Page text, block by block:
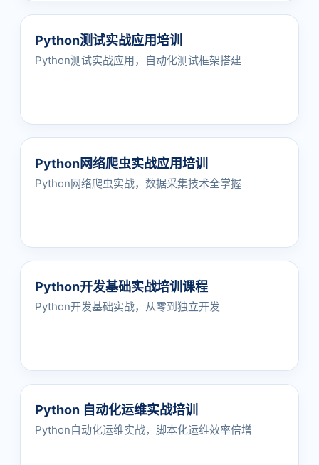
Python测试实战应用培训
Python测试实战应用，自动化测试框架搭建
Python网络爬虫实战应用培训
Python网络爬虫实战，数据采集技术全掌握
Python开发基础实战培训课程
Python开发基础实战，从零到独立开发
Python 自动化运维实战培训
Python自动化运维实战，脚本化运维效率倍增